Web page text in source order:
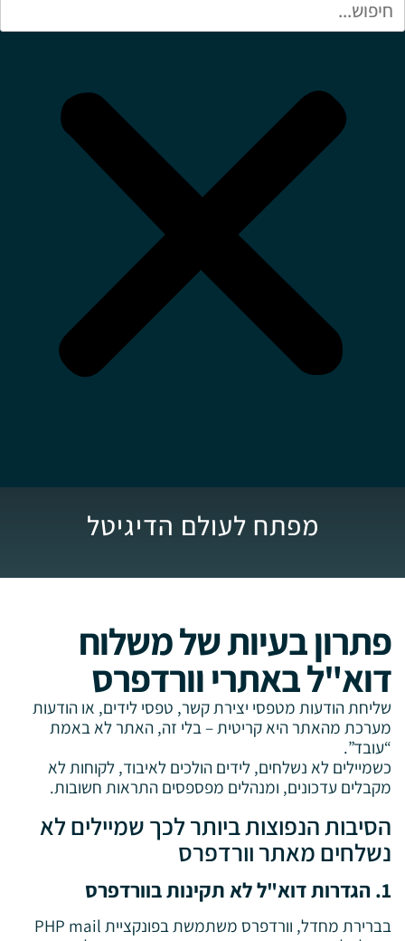
מפתח לעולם הדיגיטל
פתרון בעיות של משלוח
דוא"ל באתרי וורדפרס
שליחת הודעות מטפסי יצירת קשר, טפסי לידים, או הודעות
מערכת מהאתר היא קריטית – בלי זה, האתר לא באמת
“עובד”.
כשמיילים לא נשלחים, לידים הולכים לאיבוד, לקוחות לא
מקבלים עדכונים, ומנהלים מפספסים התראות חשובות.
הסיבות הנפוצות ביותר לכך שמיילים לא
נשלחים מאתר וורדפרס
בברירת מחדל, וורדפרס משתמשת בפונקציית PHP mail